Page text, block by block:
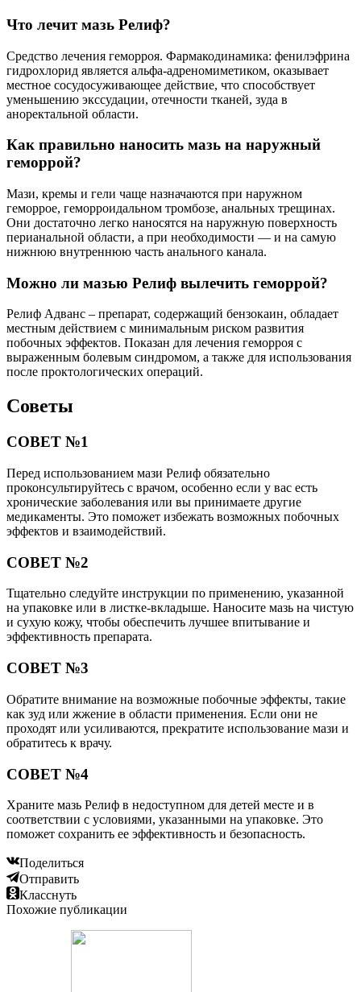
Что лечит мазь Релиф?
Средство лечения геморроя. Фармакодинамика: фенилэфрина
гидрохлорид является альфа-адреномиметиком, оказывает
местное сосудосуживающее действие, что способствует
уменьшению экссудации, отечности тканей, зуда в
аноректальной области.
Как правильно наносить мазь на наружный
геморрой?
Мази, кремы и гели чаще назначаются при наружном
геморрое, геморроидальном тромбозе, анальных трещинах.
Они достаточно легко наносятся на наружную поверхность
перианальной области, а при необходимости — и на самую
нижнюю внутреннюю часть анального канала.
Можно ли мазью Релиф вылечить геморрой?
Релиф Адванс – препарат, содержащий бензокаин, обладает
местным действием с минимальным риском развития
побочных эффектов. Показан для лечения геморроя с
выраженным болевым синдромом, а также для использования
после проктологических операций.
Советы
СОВЕТ №1
Перед использованием мази Релиф обязательно
проконсультируйтесь с врачом, особенно если у вас есть
хронические заболевания или вы принимаете другие
медикаменты. Это поможет избежать возможных побочных
эффектов и взаимодействий.
СОВЕТ №2
Тщательно следуйте инструкции по применению, указанной
на упаковке или в листке-вкладыше. Наносите мазь на чистую
и сухую кожу, чтобы обеспечить лучшее впитывание и
эффективность препарата.
СОВЕТ №3
Обратите внимание на возможные побочные эффекты, такие
как зуд или жжение в области применения. Если они не
проходят или усиливаются, прекратите использование мази и
обратитесь к врачу.
СОВЕТ №4
Храните мазь Релиф в недоступном для детей месте и в
соответствии с условиями, указанными на упаковке. Это
поможет сохранить ее эффективность и безопасность.
Поделиться
Отправить
Класснуть
Похожие публикации